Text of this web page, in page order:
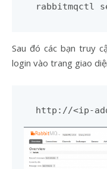
Sau đó các bạn truy
login vào trang giao